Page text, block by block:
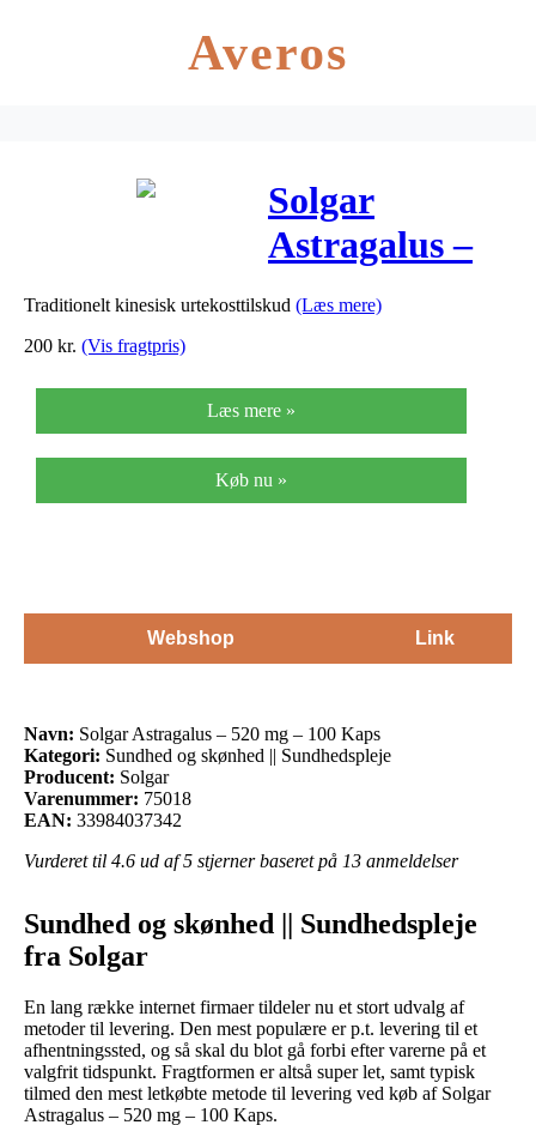
Averos
Solgar
Astragalus –
520 mg – 100
Traditionelt kinesisk urtekosttilskud (Læs mere)
200 kr. (Vis fragtpris)
Læs mere »
Køb nu »
Webshop Link
Navn: Solgar Astragalus – 520 mg – 100 Kaps
Kategori: Sundhed og skønhed || Sundhedspleje
Producent: Solgar
Varenummer: 75018
EAN: 33984037342
Vurderet til 4.6 ud af 5 stjerner baseret på 13 anmeldelser
Sundhed og skønhed || Sundhedspleje
fra Solgar
En lang række internet firmaer tildeler nu et stort udvalg af
metoder til levering. Den mest populære er p.t. levering til et
afhentningssted, og så skal du blot gå forbi efter varerne på et
valgfrit tidspunkt. Fragtformen er altså super let, samt typisk
tilmed den mest letkøbte metode til levering ved køb af Solgar
Astragalus – 520 mg – 100 Kaps.